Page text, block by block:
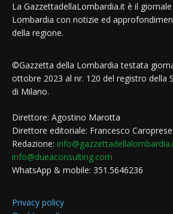
La GazzettadellaLombardia.it è il
Lombardia con notizie ed
della regione.
©Gazzetta della Lombardia testata
ottobre 2023 al nr. 120 del registro della
di Milano.
Direttore: Agostino Marotta
Direttore editoriale: Francesco Caroprese
Redazione:
info@dueaconsulting.com
WhatsApp & mobile: 351.5646236
Privacy policy